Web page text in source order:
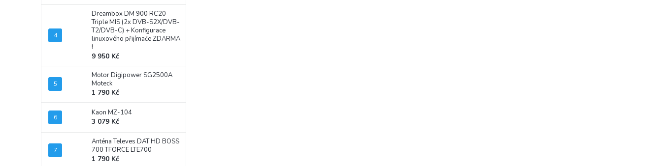
Dreambox DM 900 RC20
Triple MIS (2x DVB-S2X/DVB-
T2/DVB-C) + Konfigurace
linuxového přijímače ZDARMA
!
9 950 Kč
Motor Digipower SG2500A
Moteck
1 790 Kč
Kaon MZ-104
3 079 Kč
Anténa Televes DAT HD BOSS
700 TFORCE LTE700
1 790 Kč